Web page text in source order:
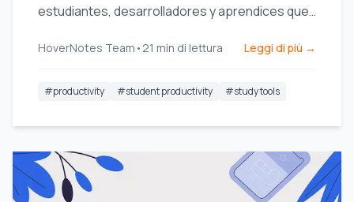
estudiantes, desarrolladores y aprendices que
lograr más.
HoverNotes Team • 21 min di lettura Leggi di più →
#productivity #student productivity #study tools